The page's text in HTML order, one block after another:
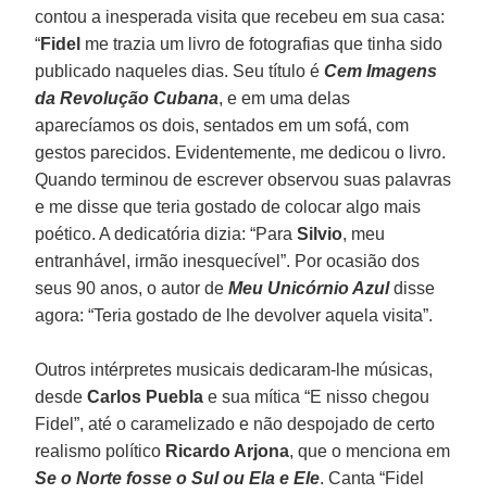
contou a inesperada visita que recebeu em sua casa:
“Fidel me trazia um livro de fotografias que tinha sido
publicado naqueles dias. Seu título éCem Imagens
da Revolução Cubana, e em uma delas
aparecíamos os dois, sentados em um sofá, com
gestos parecidos. Evidentemente, me dedicou o livro.
Quando terminou de escrever observou suas palavras
e me disse que teria gostado de colocar algo mais
poético. A dedicatória dizia: “ParaSilvio, meu
entranhável, irmão inesquecível”. Por ocasião dos
seus 90 anos, o autor deMeu Unicórnio Azuldisse
agora: “Teria gostado de lhe devolver aquela visita”.
Outros intérpretes musicais dedicaram-lhe músicas,
desdeCarlos Puebla e sua mítica “E nisso chegou
Fidel”, até o caramelizado e não despojado de certo
realismo político Ricardo Arjona, que o menciona em
Se o Norte fosse o Sul ou Ela e Ele. Canta “Fidel